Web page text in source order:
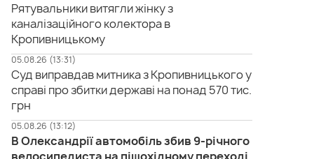
Рятувальники витягли жінку з
каналізаційного колектора в
Кропивницькому
05.08.26 (13:31)
Суд виправдав митника з Кропивницького у
справі про збитки державі на понад 570 тис.
грн
05.08.26 (13:12)
В Олександрії автомобіль збив 9-річного